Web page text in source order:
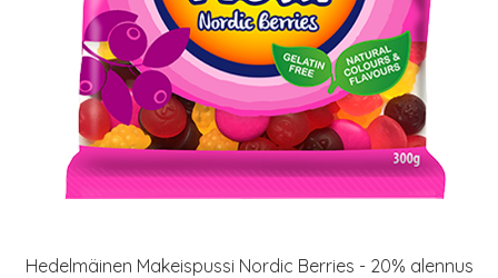
Hedelmäinen Makeispussi Nordic Berries - 20% alennus